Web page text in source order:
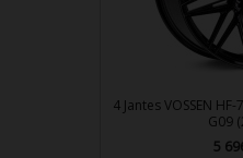
4 Jantes VOSSEN
G09
Prix
5